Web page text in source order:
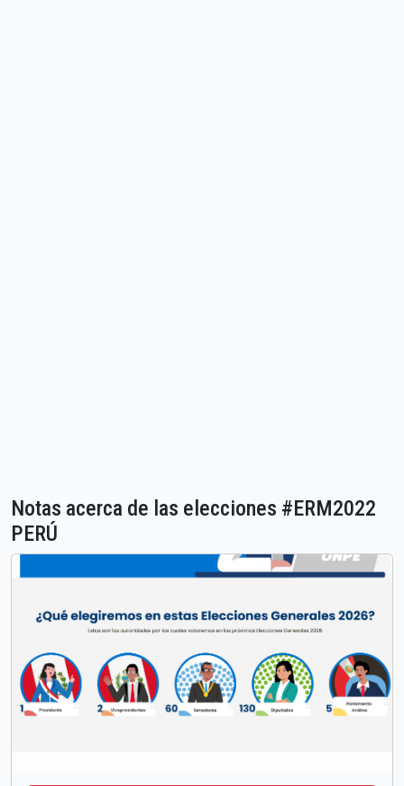
Notas acerca de las elecciones #ERM2022
PERÚ